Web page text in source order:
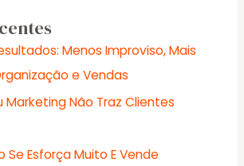
Menos Improviso, Mais
e Vendas
Marketing Não Traz Clientes
Se Esforça Muito E Vende